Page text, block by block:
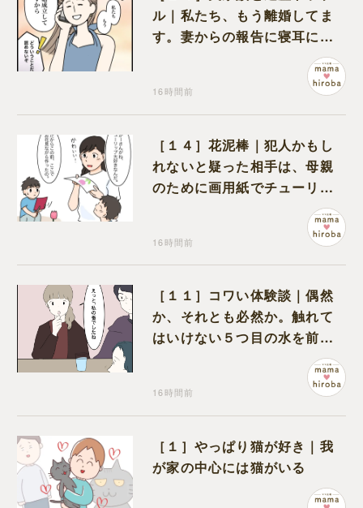
ル｜私たち、もう離婚してま
す。妻からの報告に寝耳に水
16時間前
［１４］花泥棒｜犯人かもし
れないと疑った相手は、母親
のために画用紙でチューリッ
プを作っていただけだった
16時間前
［１１］コワい体験談｜偶然
か、それとも必然か。触れて
はいけない５つ目の水を前に
16時間前
［１］やっぱり猫が好き｜我
が家の中心には猫がいる